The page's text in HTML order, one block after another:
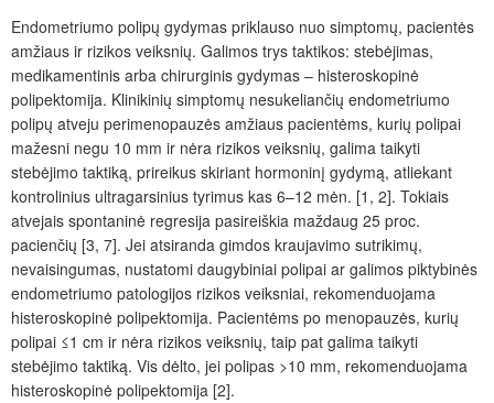
Endometriumo polipų gydymas priklauso nuo simptomų, pacientės
amžiaus ir rizikos veiksnių. Galimos trys taktikos: stebėjimas,
medikamentinis arba chirurginis gydymas – histeroskopinė
polipektomija. Klinikinių simptomų nesukeliančių endometriumo
polipų atveju perimenopauzės amžiaus pacientėms, kurių polipai
mažesni negu 10 mm ir nėra rizikos veiksnių, galima taikyti
stebėjimo taktiką, prireikus skiriant hormoninį gydymą, atliekant
kontrolinius ultragarsinius tyrimus kas 6–12 mėn. [1, 2]. Tokiais
atvejais spontaninė regresija pasireiškia maždaug 25 proc.
pacienčių [3, 7]. Jei atsiranda gimdos kraujavimo sutrikimų,
nevaisingumas, nustatomi daugybiniai polipai ar galimos piktybinės
endometriumo patologijos rizikos veiksniai, rekomenduojama
histeroskopinė polipektomija. Pacientėms po menopauzės, kurių
polipai ≤1 cm ir nėra rizikos veiksnių, taip pat galima taikyti
stebėjimo taktiką. Vis dėlto, jei polipas >10 mm, rekomenduojama
histeroskopinė polipektomija [2].